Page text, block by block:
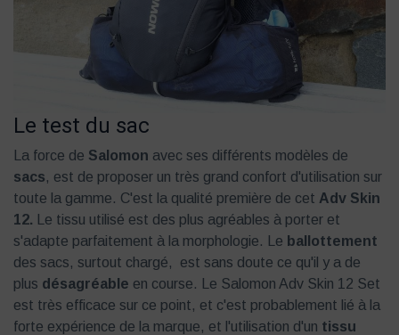
Le test du sac
La force de Salomon avec ses différents modèles de
sacs, est de proposer un très grand confort d'utilisation sur
toute la gamme. C'est la qualité première de cet Adv Skin
12. Le tissu utilisé est des plus agréables à porter et
s'adapte parfaitement à la morphologie. Le ballottement
des sacs, surtout chargé, est sans doute ce qu'il y a de
plus désagréable en course. Le Salomon Adv Skin 12 Set
est très efficace sur ce point, et c'est probablement lié à la
forte expérience de la marque, et l'utilisation d'un tissu